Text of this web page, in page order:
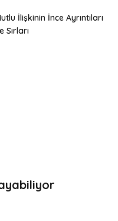
İlişkinin İnce Ayrıntıları
Sırları